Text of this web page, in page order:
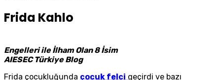
Frida Kahlo
Engelleri ile İlham Olan 8 İsim
AIESEC Türkiye Blog
Frida çocukluğunda çocuk felci geçirdi ve bazı